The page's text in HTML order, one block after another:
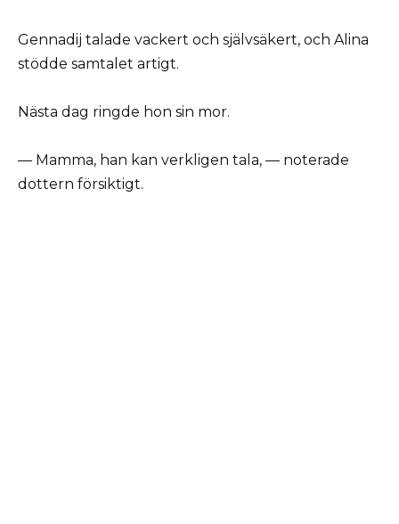
Gennadij talade vackert och självsäkert, och Alina
stödde samtalet artigt.
Nästa dag ringde hon sin mor.
— Mamma, han kan verkligen tala, — noterade
dottern försiktigt.